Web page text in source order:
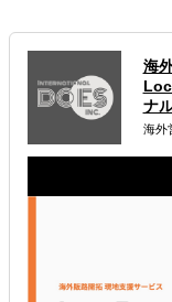
属するジャンル
海外進出総合支援
海外進出コンサルテ
海
ナ
海外